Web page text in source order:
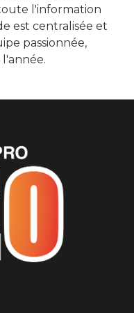
l'information
est centralisée et
passionnée,